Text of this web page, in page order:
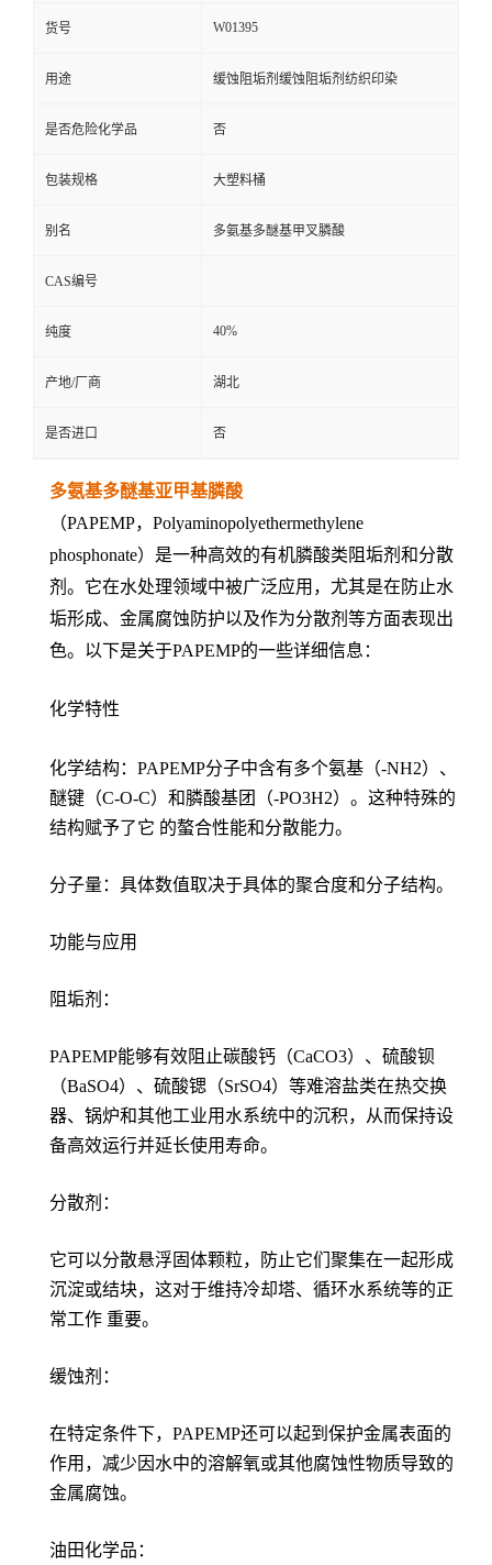
货号 W01395
用途 缓蚀阻垢剂缓蚀阻垢剂纺织印染
是否危险化学品 否
包装规格 大塑料桶
别名 多氨基多醚基甲叉膦酸
CAS编号
纯度 40%
产地/厂商 湖北
是否进口 否
多氨基多醚基亚甲基膦酸
（PAPEMP，Polyaminopolyethermethylene
phosphonate）是一种高效的有机膦酸类阻垢剂和分散
剂。它在水处理领域中被广泛应用，尤其是在防止水
垢形成、金属腐蚀防护以及作为分散剂等方面表现出
色。以下是关于PAPEMP的一些详细信息：
化学特性
化学结构：PAPEMP分子中含有多个氨基（-NH2）、
醚键（C-O-C）和膦酸基团（-PO3H2）。这种特殊的
结构赋予了它 的螯合性能和分散能力。
分子量：具体数值取决于具体的聚合度和分子结构。
功能与应用
阻垢剂：
PAPEMP能够有效阻止碳酸钙（CaCO3）、硫酸钡
（BaSO4）、硫酸锶（SrSO4）等难溶盐类在热交换
器、锅炉和其他工业用水系统中的沉积，从而保持设
备高效运行并延长使用寿命。
分散剂：
它可以分散悬浮固体颗粒，防止它们聚集在一起形成
沉淀或结块，这对于维持冷却塔、循环水系统等的正
常工作 重要。
缓蚀剂：
在特定条件下，PAPEMP还可以起到保护金属表面的
作用，减少因水中的溶解氧或其他腐蚀性物质导致的
金属腐蚀。
油田化学品：